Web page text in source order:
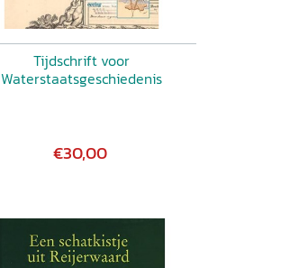
Tijdschrift voor
Waterstaatsgeschiedenis
€30,00